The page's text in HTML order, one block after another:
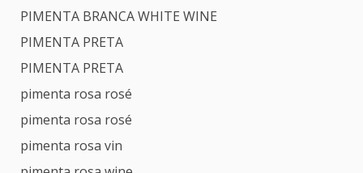
PIMENTA BRANCA WHITE WINE
PIMENTA PRETA
PIMENTA PRETA
pimenta rosa rosé
pimenta rosa rosé
pimenta rosa vin